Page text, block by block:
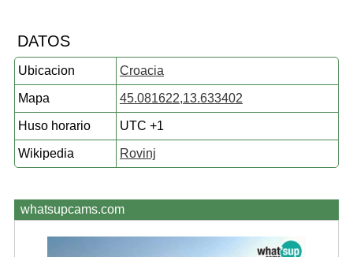
DATOS
Ubicacion Croacia
Mapa 45.081622,13.633402
Huso horario UTC +1
Wikipedia Rovinj
whatsupcams.com